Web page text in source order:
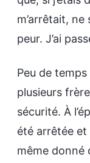
m’arrêtait,
peur. J’ai
Peu de
plusieurs
sécurité. À
été arrêtée et
même donné